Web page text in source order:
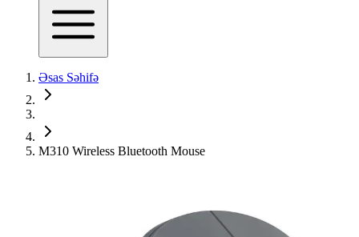
Əsas Səhifə
M310 Wireless Bluetooth Mouse